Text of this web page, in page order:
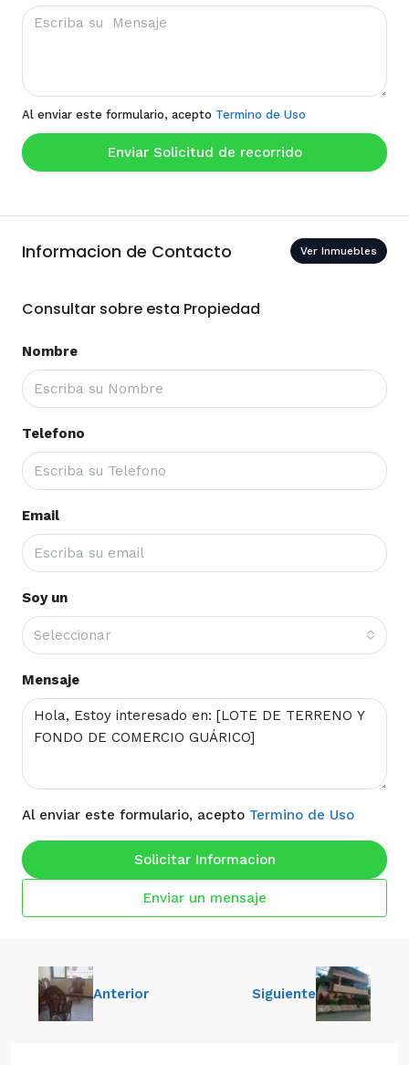
Al enviar este formulario, acepto Termino de Uso
Enviar Solicitud de recorrido
Informacion de Contacto Ver Inmuebles
Consultar sobre esta Propiedad
Nombre
Telefono
Email
Soy un
Seleccionar
Mensaje
Al enviar este formulario, acepto Termino de Uso
Solicitar Informacion
Enviar un mensaje
Anterior Siguiente